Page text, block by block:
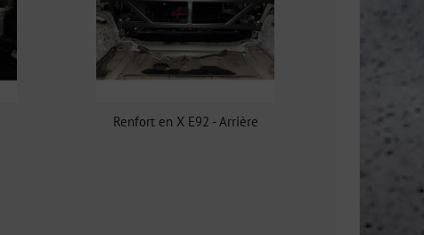
Renfort en X E92 - Arrière